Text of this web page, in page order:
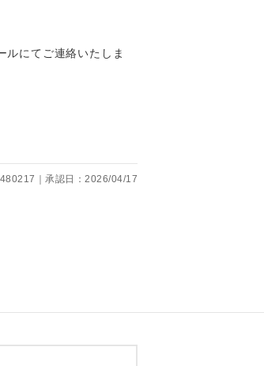
ルにてご連絡いたしま
｜承認日：2026/04/17